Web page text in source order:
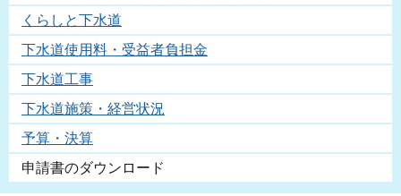
くらしと下水道
下水道使用料・受益者負担金
下水道工事
下水道施策・経営状況
予算・決算
申請書のダウンロード